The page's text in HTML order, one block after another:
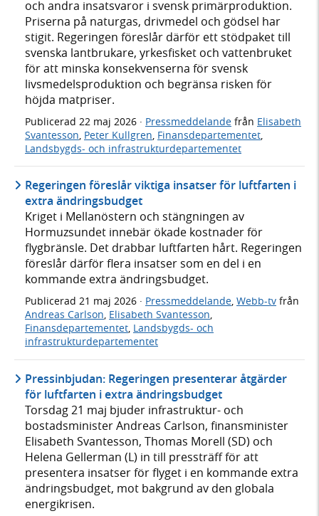
och andra insatsvaror i svensk primärproduktion.
Priserna på naturgas, drivmedel och gödsel har
stigit. Regeringen föreslår därför ett stödpaket till
svenska lantbrukare, yrkesfisket och vattenbruket
för att minska konsekvenserna för svensk
livsmedelsproduktion och begränsa risken för
höjda matpriser.
Publicerad 22 maj 2026 · Pressmeddelande från Elisabeth
Svantesson Peter Kullgren Finansdepartementet
Landsbygds- och infrastrukturdepartementet
Regeringen föreslår viktiga insatser för luftfarten i
extra ändringsbudget
Kriget i Mellanöstern och stängningen av
Hormuzsundet innebär ökade kostnader för
flygbränsle. Det drabbar luftfarten hårt. Regeringen
föreslår därför flera insatser som en del i en
kommande extra ändringsbudget.
Publicerad 21 maj 2026 · Pressmeddelande, Webb-tv från
Andreas Carlson, Elisabeth Svantesson,
Finansdepartementet, Landsbygds- och
infrastrukturdepartementet
Pressinbjudan: Regeringen presenterar åtgärder
för luftfarten i extra ändringsbudget
Torsdag 21 maj bjuder infrastruktur- och
bostadsminister Andreas Carlson, finansminister
Elisabeth Svantesson, Thomas Morell (SD) och
Helena Gellerman (L) in till pressträff för att
presentera insatser för flyget i en kommande extra
ändringsbudget, mot bakgrund av den globala
energikrisen.